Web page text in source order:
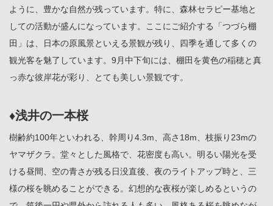
ように、豊かな自然が残っています。特に、森林セラピー基地と
しての活動が盛んになっています。ここにご紹介する「つづら棚
田」は、日本の原風景といえる景観が残り、四季を通して多くの
観光客を魅了しています。9月中下旬には、棚田を黄色の稲穂と真
っ赤な彼岸花が彩り、とても美しい景観です。
♦浅井の一本桜
樹齢約100年といわれる、幹周り4.3m、高さ18m、枝振り23mの
ヤマザクラ。堂々とした風格で、花密度も高い。明るい陽光を受
ける昼間、空の青さが残る日没直後、夜のライトアップ時と、三
様の桜を眺めることができる。幻想的な夜桜が楽しめるというの